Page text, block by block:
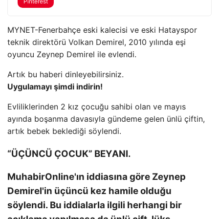
MYNET-Fenerbahçe eski kalecisi ve eski Hatayspor
teknik direktörü Volkan Demirel, 2010 yılında eşi
oyuncu Zeynep Demirel ile evlendi.
Artık bu haberi dinleyebilirsiniz.
Uygulamayı şimdi indirin!
Evliliklerinden 2 kız çocuğu sahibi olan ve mayıs
ayında boşanma davasıyla gündeme gelen ünlü çiftin,
artık bebek beklediği söylendi.
“ÜÇÜNCÜ ÇOCUK” BEYANI.
MuhabirOnline'ın iddiasına göre Zeynep
Demirel'in üçüncü kez hamile olduğu
söylendi. Bu iddialarla ilgili herhangi bir